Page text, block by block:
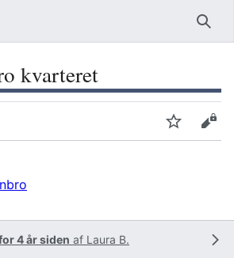
Søg
kvarteret
OvervågVis
4 år siden af Laura B.